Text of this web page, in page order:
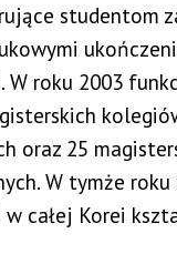
studentom
W roku 2003
oraz 25
W tymże
całej Korei